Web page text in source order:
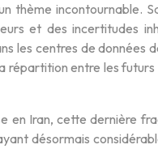
thème incontournable.
et des incertitudes
les centres de données
répartition entre les
en Iran, cette dernière
désormais